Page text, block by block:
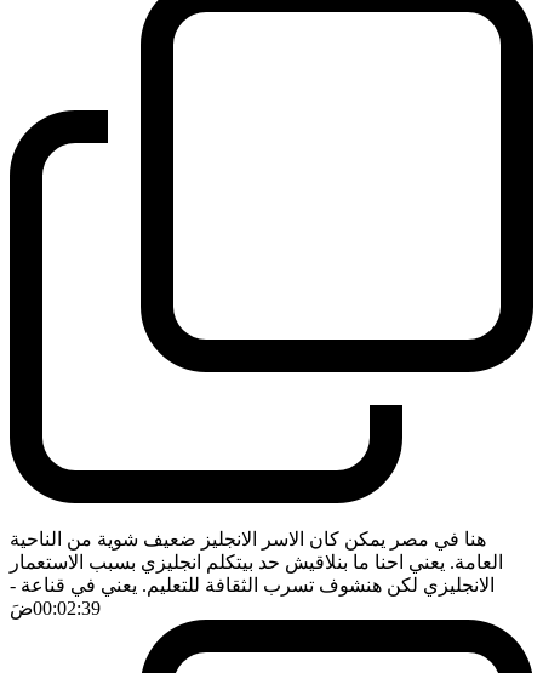
هنا في مصر يمكن كان الاسر الانجليز ضعيف شوية من الناحية
العامة. يعني احنا ما بنلاقيش حد بيتكلم انجليزي بسبب الاستعمار
الانجليزي لكن هنشوف تسرب الثقافة للتعليم. يعني في قناعة -
00:02:39ضَ